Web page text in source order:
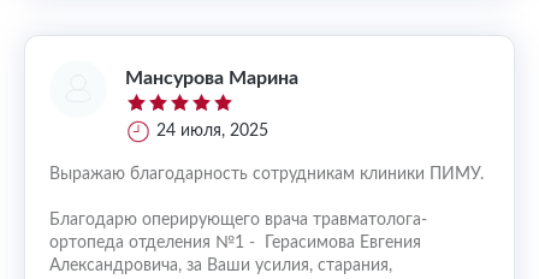
Мансурова Марина
24 июля, 2025
Выражаю благодарность сотрудникам клиники ПИМУ.
Благодарю оперирующего врача травматолога-
ортопеда отделения №1 - Герасимова Евгения
Александровича, за Ваши усилия, старания,